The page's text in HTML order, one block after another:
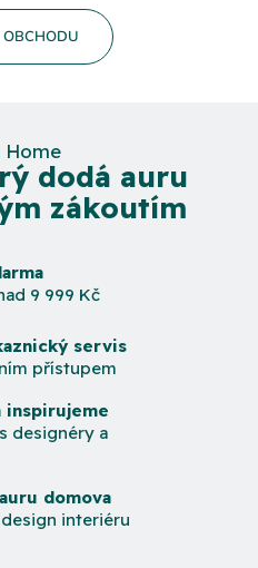
OBCHODU
Home
dodá auru
zákoutím
9 999 Kč
servis
přístupem
inspirujeme
designéry a
domova
interiéru